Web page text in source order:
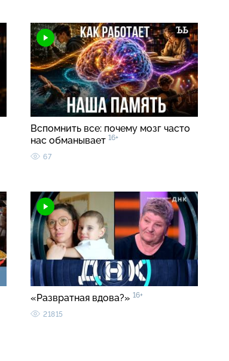
Вспомнить все: почему мозг часто
нас обманывает 16+
67
«Развратная вдова?» 16+
21815